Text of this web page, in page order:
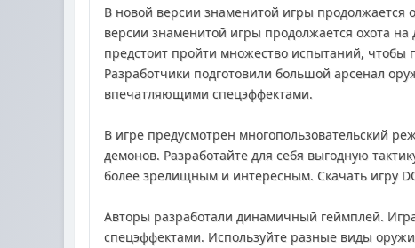
В новой версии знаменитой игры продолжается
версии знаменитой игры продолжается охота
предстоит пройти множество испытаний, чтобы
Разработчики подготовили большой арсенал
впечатляющими спецэффектами.
В игре предусмотрен многопользовательский
демонов. Разработайте для себя выгодную
более зрелищным и интересным. Скачать игру
Авторы разработали динамичный геймплей.
спецэффектами. Используйте разные виды